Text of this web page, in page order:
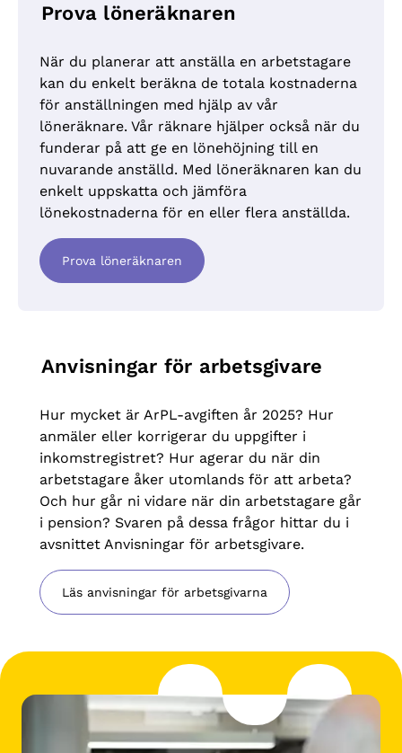
Prova löneräknaren
När du planerar att anställa en arbetstagare
kan du enkelt beräkna de totala kostnaderna
för anställningen med hjälp av vår
löneräknare. Vår räknare hjälper också när du
funderar på att ge en lönehöjning till en
nuvarande anställd. Med löneräknaren kan du
enkelt uppskatta och jämföra
lönekostnaderna för en eller flera anställda.
Prova löneräknaren
Anvisningar för arbetsgivare
Hur mycket är ArPL-avgiften år 2025? Hur
anmäler eller korrigerar du uppgifter i
inkomstregistret? Hur agerar du när din
arbetstagare åker utomlands för att arbeta?
Och hur går ni vidare när din arbetstagare går
i pension? Svaren på dessa frågor hittar du i
avsnittet Anvisningar för arbetsgivare.
Läs anvisningar för arbetsgivarna